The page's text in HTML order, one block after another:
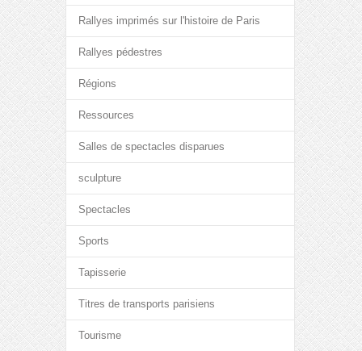
Rallyes imprimés sur l'histoire de Paris
Rallyes pédestres
Régions
Ressources
Salles de spectacles disparues
sculpture
Spectacles
Sports
Tapisserie
Titres de transports parisiens
Tourisme